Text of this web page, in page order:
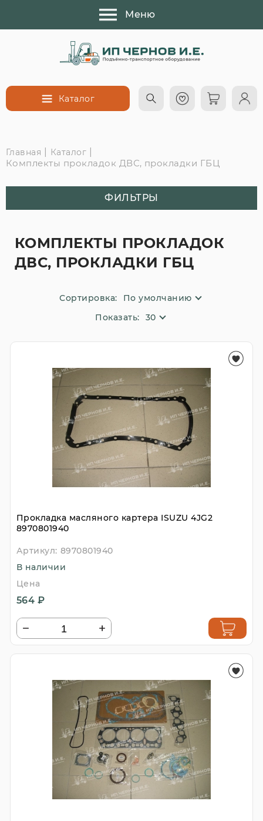
Меню
Каталог
Главная Каталог
Комплекты прокладок ДВС, прокладки ГБЦ
ФИЛЬТРЫ
КОМПЛЕКТЫ ПРОКЛАДОК
ДВС, ПРОКЛАДКИ ГБЦ
Сортировка:
По умолчанию
Показать:
30
Прокладка масляного картера ISUZU 4JG2
8970801940
Артикул: 8970801940
В наличии
Цена
564 ₽